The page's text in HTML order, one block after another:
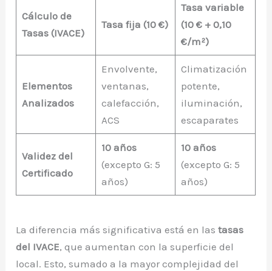
Cálculo de
Tasas (IVACE)
Tasa fija (10 €)
Tasa variable
(10 € + 0,10
€/m²)
Elementos
Analizados
Envolvente,
ventanas,
calefacción,
ACS
Climatización
potente,
iluminación,
escaparates
Validez del
Certificado
10 años
(excepto G: 5
años)
10 años
(excepto G: 5
años)
La diferencia más significativa está en lastasas
del IVACE, que aumentan con la superficie del
local. Esto, sumado a la mayor complejidad del